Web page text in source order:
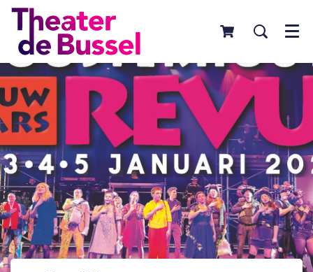
Menu